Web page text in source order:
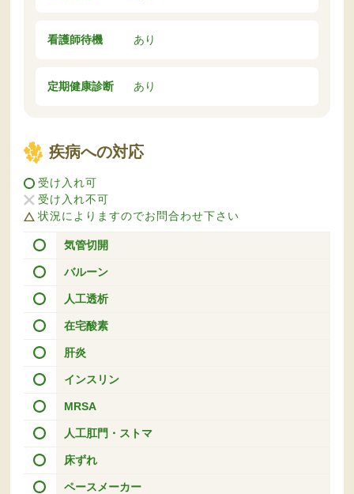
看護師待機 あり
定期健康診断 あり
疾病への対応
受け入れ可
受け入れ不可
状況によりますのでお問合わせ下さい
気管切開
バルーン
人工透析
在宅酸素
肝炎
インスリン
MRSA
人工肛門・ストマ
床ずれ
ペースメーカー